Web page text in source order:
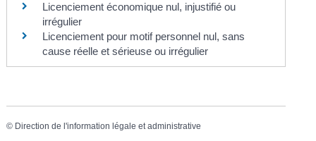
Licenciement économique nul, injustifié ou
irrégulier
Licenciement pour motif personnel nul, sans
cause réelle et sérieuse ou irrégulier
© Direction de l'information légale et administrative